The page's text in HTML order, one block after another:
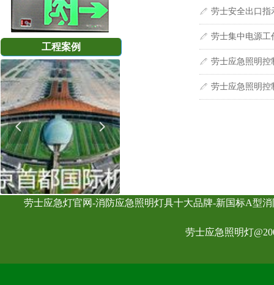
ꁤ 劳士安全出口指
ꁤ 劳士集中电源工
ꁤ 劳士应急照明控
ꁤ 劳士应急照明控
넳 넲
工程案例
劳士应急灯官网-消防应急照明灯具十大品牌-新国标A型
劳士应急照明灯